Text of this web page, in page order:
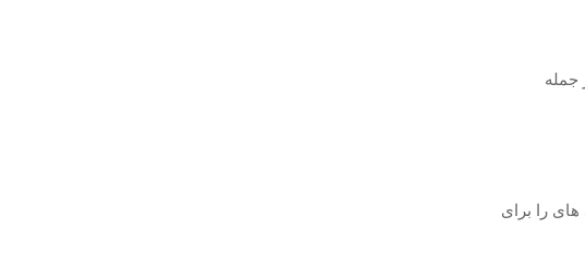
جمله
را برای